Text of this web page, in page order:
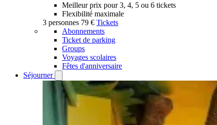
Meilleur prix pour 3, 4, 5 ou 6 tickets
Flexibilité maximale
3 personnes 79 € Tickets
Abonnements
Ticket de parking
Groups
Voyages scolaires
Fêtes d'anniversaire
Séjourner
Séjourner
submenu